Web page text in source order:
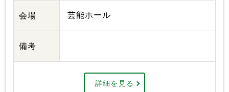
会場 芸能ホール
備考
詳細を見る